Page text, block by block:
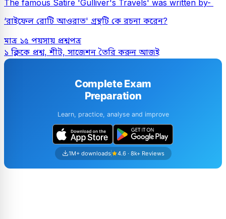
The famous Satire 'Gulliver's Travels' was written by-
‘রাইফেল রোটি আওরাত' গ্রন্থটি কে রচনা করেন?
মাত্র ১৫ পয়সায় প্রশ্নপত্র
১ ক্লিকে প্রশ্ন, শীট, সাজেশন তৈরি করুন আজই
Complete Exam
Preparation
Learn, practice, analyse and improve
1M+ downloads 4.6 · 8k+ Reviews